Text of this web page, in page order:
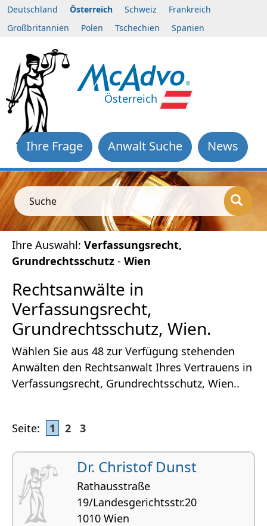
Deutschland Österreich Schweiz
Frankreich
Großbritannien
Polen Tschechien Spanien
Österreich
News
Anwalt Suche
Ihre Frage
Suche
Ihre Auswahl: Verfassungsrecht,
Grundrechtsschutz - Wien
Rechtsanwälte in
Verfassungsrecht,
Grundrechtsschutz, Wien.
Wählen Sie aus 48 zur Verfügung stehenden
Anwälten den Rechtsanwalt Ihres Vertrauens in
Verfassungsrecht, Grundrechtsschutz, Wien..
Seite: 1 2 3
Dr. Christof Dunst
Rathausstraße
19/Landesgerichtsstr.20
1010 Wien